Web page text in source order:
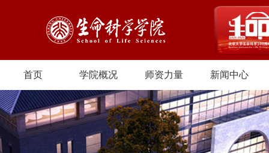
首页 学院概况 师资力量 新闻中心